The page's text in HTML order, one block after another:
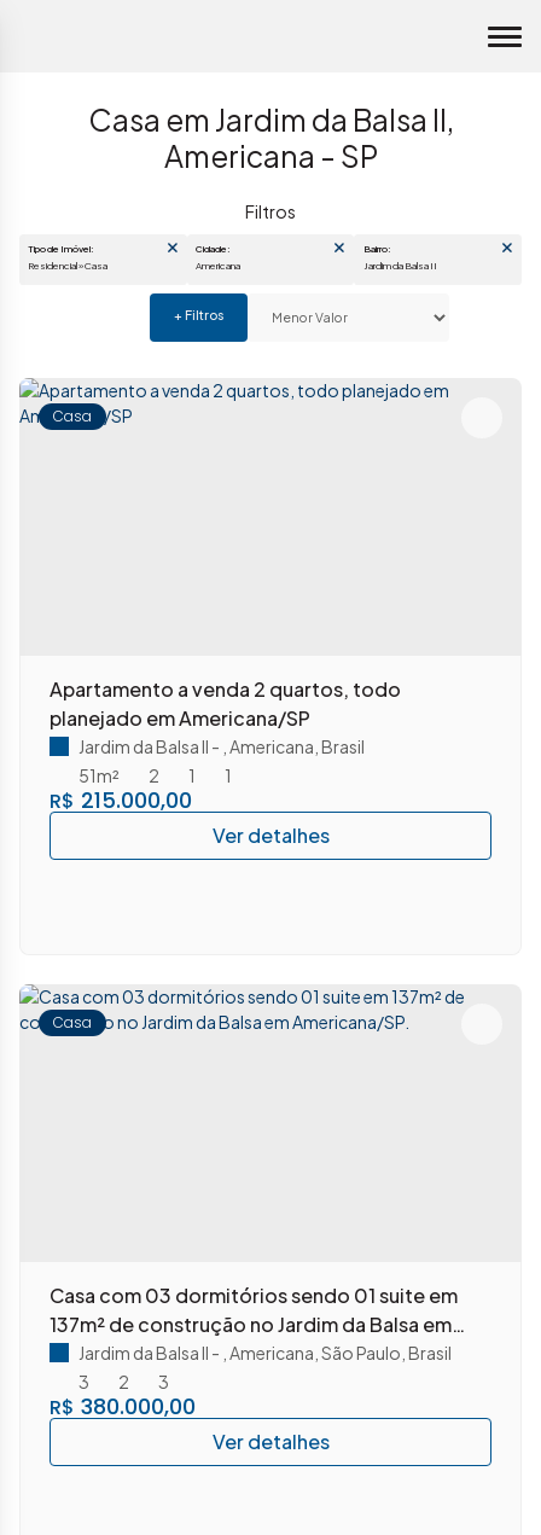
Casa em Jardim da Balsa II,
Americana - SP
Americana
Casa
Apartamento a venda 2 quartos, todo
planejado em Americana/SP
R$ 215.000,00
Jardim da Balsa II Americana Brasil
2
1
51m² 1
Casa
Casa com 03 dormitórios sendo 01 suite em
137m² de construção no Jardim da Balsa em
Americana/SP.
R$ 380.000,00
Jardim da Balsa II Americana São Paulo Brasil
3
2 3